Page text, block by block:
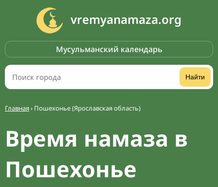
vremyanamaza.org
Мусульманский календарь
Найти
Главная› Пошехонье (Ярославская область)
Время намаза в
Пошехонье